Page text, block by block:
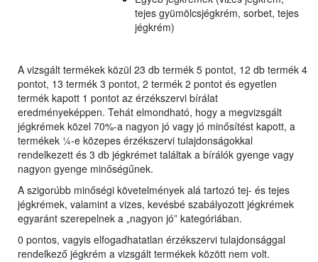
tejes gyümölcsjégkrém, sorbet, tejes
jégkrém)
A vizsgált termékek közül 23 db termék 5 pontot, 12 db termék 4
pontot, 13 termék 3 pontot, 2 termék 2 pontot és egyetlen
termék kapott 1 pontot az érzékszervi bírálat
eredményeképpen. Tehát elmondható, hogy a megvizsgált
jégkrémek közel 70%-a nagyon jó vagy jó minősítést kapott, a
termékek ¼-e közepes érzékszervi tulajdonságokkal
rendelkezett és 3 db jégkrémet találtak a bírálók gyenge vagy
nagyon gyenge minőségűnek.
A szigorúbb minőségi követelmények alá tartozó tej- és tejes
jégkrémek, valamint a vizes, kevésbé szabályozott jégkrémek
egyaránt szerepelnek a „nagyon jó” kategóriában.
0 pontos, vagyis elfogadhatatlan érzékszervi tulajdonsággal
rendelkező jégkrém a vizsgált termékek között nem volt.